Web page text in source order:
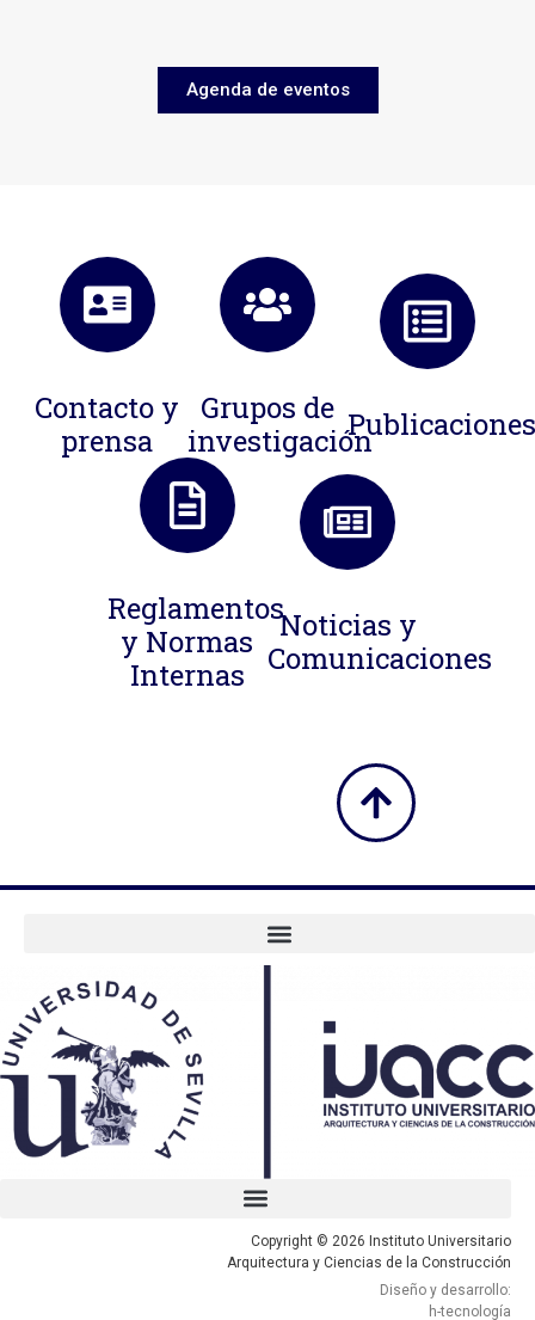
Agenda de eventos
Contacto y
prensa
Grupos de
investigación
Reglamentos
y Normas
Internas
Noticias y
Comunicaciones
Copyright © 2026 Instituto Universitario
Arquitectura y Ciencias de la Construcción
Diseño y desarrollo:
h-tecnología